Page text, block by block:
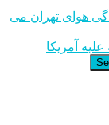
هوای تهران می
آمریکا